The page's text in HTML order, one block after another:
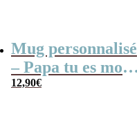
Mug personnalisé
– Papa tu es mon
roi
12,90€